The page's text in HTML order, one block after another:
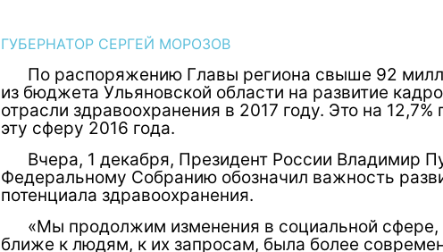
ГУБЕРНАТОР СЕРГЕЙ МОРОЗОВ
По распоряжению Главы региона свыше 92
из бюджета Ульяновской области на развитие
отрасли здравоохранения в 2017 году. Это на
эту сферу 2016 года.
Вчера, 1 декабря, Президент России Владимир
Федеральному Собранию обозначил важность
потенциала здравоохранения.
«Мы продолжим изменения в социальной сфере,
ближе к людям, к их запросам, была более